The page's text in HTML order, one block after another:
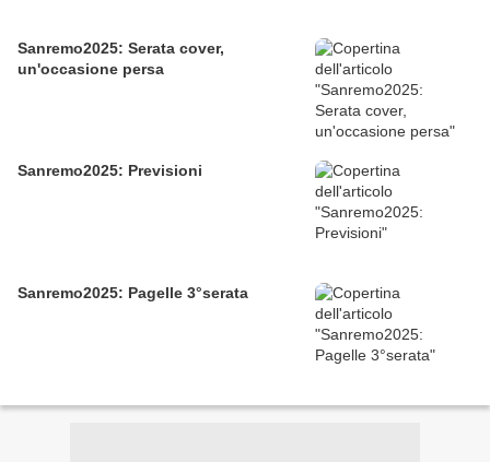
Sanremo2025: Serata cover,
un'occasione persa
Sanremo2025: Previsioni
Sanremo2025: Pagelle 3°serata